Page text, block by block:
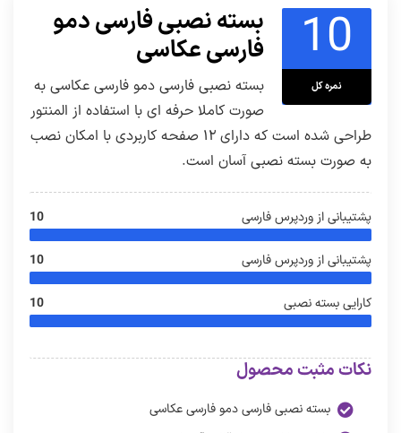
10
نمره کل
بسته نصبی فارسی دمو
فارسی عکاسی
بسته نصبی فارسی دمو فارسی عکاسی به
صورت کاملا حرفه ای با استفاده از المنتور
طراحی شده است که دارای ۱۲ صفحه کاربردی با امکان نصب
به صورت بسته نصبی آسان است.
پشتیبانی از وردپرس فارسی 10
پشتیبانی از وردپرس فارسی 10
کارایی بسته نصبی 10
نکات مثبت محصول
بسته نصبی فارسی دمو فارسی عکاسی